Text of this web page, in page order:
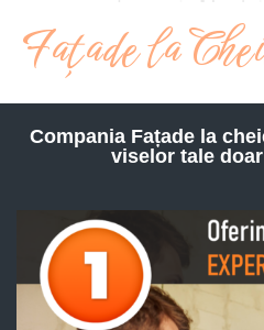
Fațade la
Compania Fațade la
viselor tale